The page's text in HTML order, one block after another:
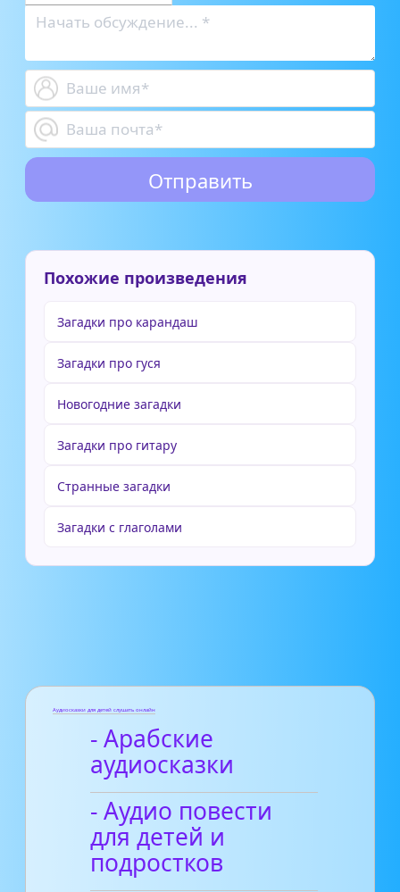
Похожие произведения
Загадки про карандаш
Загадки про гуся
Новогодние загадки
Загадки про гитару
Странные загадки
Загадки с глаголами
Аудиосказки для детей слушать онлайн
- Арабские
аудиосказки
- Аудио повести
для детей и
подростков